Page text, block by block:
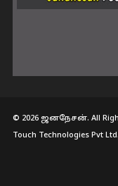
© 2026 ஜனநேசன். All Right
Touch Technologies Pvt Ltd.